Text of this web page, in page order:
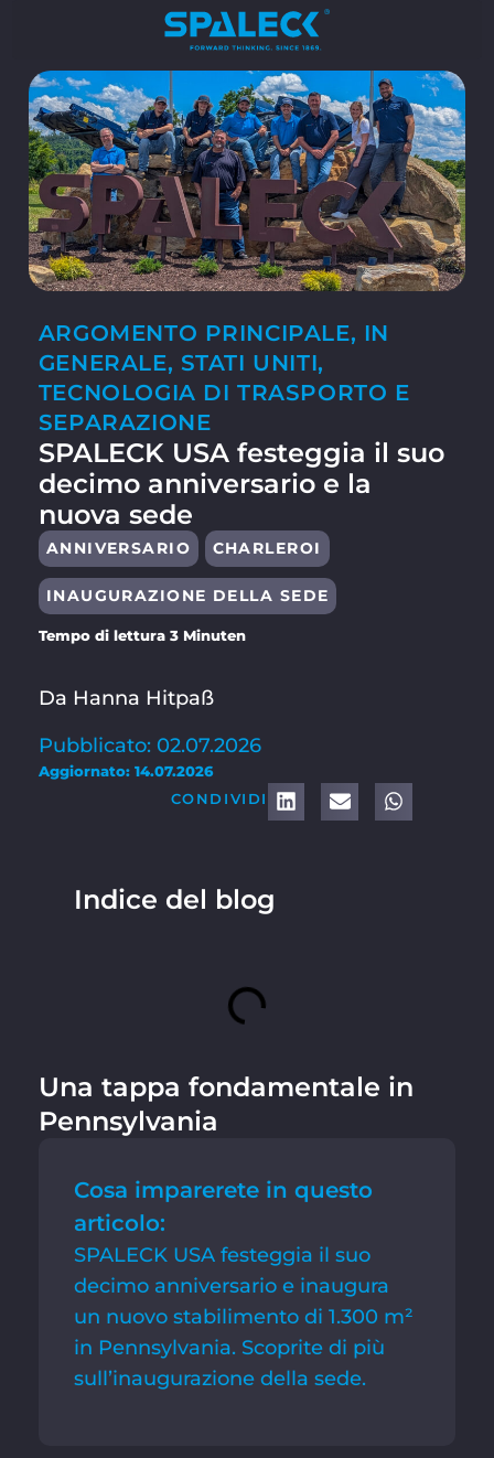
ARGOMENTO PRINCIPALE, IN
GENERALE, STATI UNITI,
TECNOLOGIA DI TRASPORTO E
SEPARAZIONE
SPALECK USA festeggia il suo
decimo anniversario e la
nuova sede
ANNIVERSARIO CHARLEROI
INAUGURAZIONE DELLA SEDE
Tempo di lettura 3 Minuten
Da Hanna Hitpaß
Pubblicato: 02.07.2026
Aggiornato: 14.07.2026
CONDIVIDI
Indice del blog
Una tappa fondamentale in
Pennsylvania
Cosa imparerete in questo
articolo:
SPALECK USA festeggia il suo
decimo anniversario e inaugura
un nuovo stabilimento di 1.300 m²
in Pennsylvania. Scoprite di più
sull’inaugurazione della sede.